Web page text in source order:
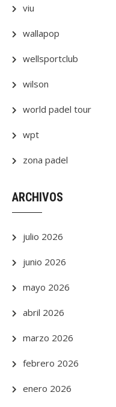
viu
wallapop
wellsportclub
wilson
world padel tour
wpt
zona padel
ARCHIVOS
julio 2026
junio 2026
mayo 2026
abril 2026
marzo 2026
febrero 2026
enero 2026